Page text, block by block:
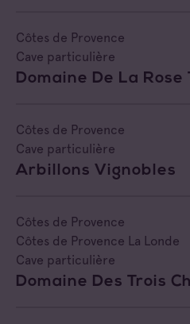
Côtes de Provence
Cave particulière
Domaine De La
Côtes de Provence
Cave particulière
Arbillons Vignobles
Côtes de Provence
Côtes de Provence La Londe
Cave particulière
Domaine Des Trois